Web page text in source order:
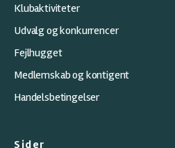
Klubaktiviteter
Udvalg og konkurrencer
Fejlhugget
Medlemskab og kontigent
Handelsbetingelser
Sider